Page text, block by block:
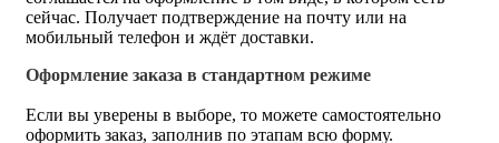
сейчас. Получает подтверждение на почту или на
мобильный телефон и ждёт доставки.
Оформление заказа в стандартном режиме
Если вы уверены в выборе, то можете самостоятельно
оформить заказ, заполнив по этапам всю форму.